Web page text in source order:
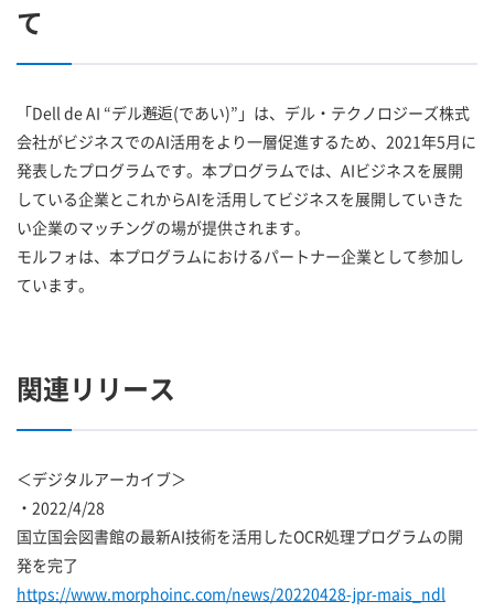
て
「Dell de AI “デル邂逅(であい)”」は、デル・テクノロジーズ株式
会社がビジネスでのAI活用をより一層促進するため、2021年5月に
発表したプログラムです。本プログラムでは、AIビジネスを展開
している企業とこれからAIを活用してビジネスを展開していきた
い企業のマッチングの場が提供されます。
モルフォは、本プログラムにおけるパートナー企業として参加し
ています。
関連リリース
＜デジタルアーカイブ＞
・2022/4/28
国立国会図書館の最新AI技術を活用したOCR処理プログラムの開
発を完了
https://www.morphoinc.com/news/20220428-jpr-mais_ndl